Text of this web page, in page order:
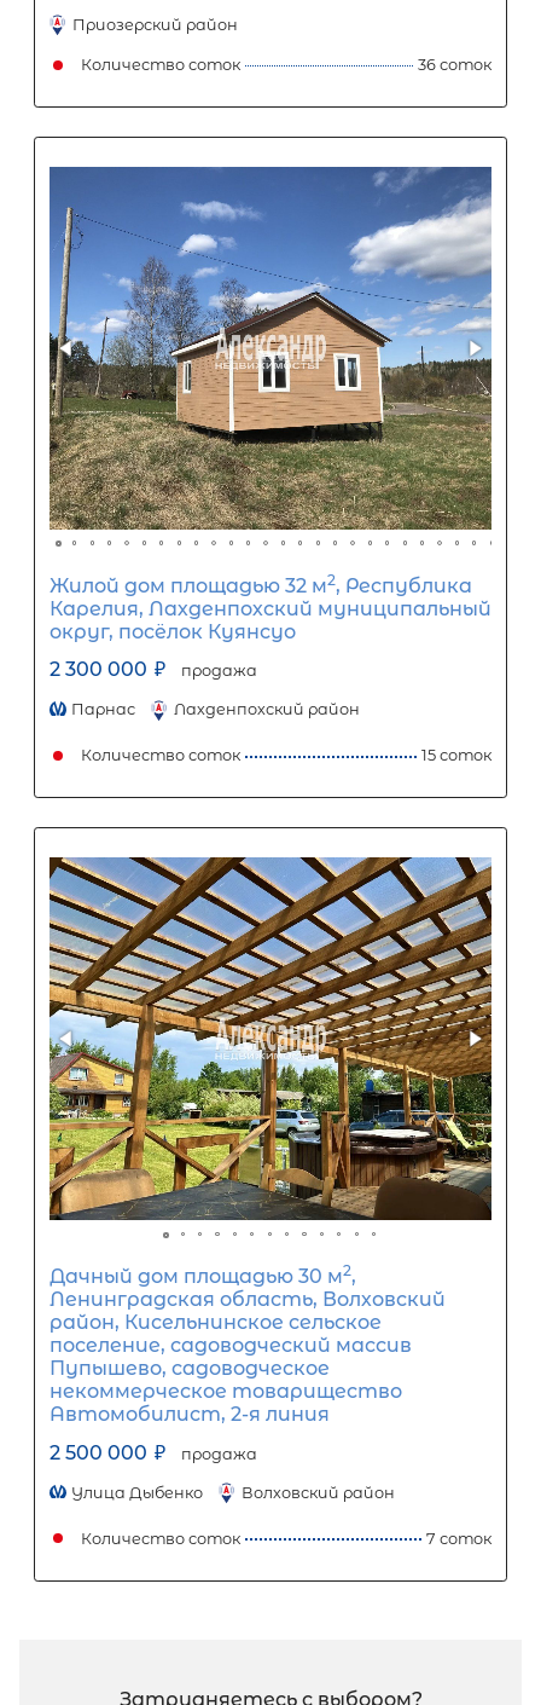
Первый взнос
Задать вопрос Отправить заявку
ООО «АЛЕКСАНДР-НЕДВИЖИМОСТЬ» не является кредитной
организацией. Кредит предоставляется банками-
носит информационный характер и не является
точного расчета платежей по кредиту и предоставления
об условиях кредитования обратитесь к менеджерам нашей
(Санкт-Петербург ул. Боткинская д. 15 тел. +7(812) 200-4000 )
Жилой дом площадью 37 м 2
Ленинградская область,
район, Ромашкинское сельское
поселение, посёлок Новая Деревня
2 499 000 ₽ продажа
Приозерский район
Количество соток